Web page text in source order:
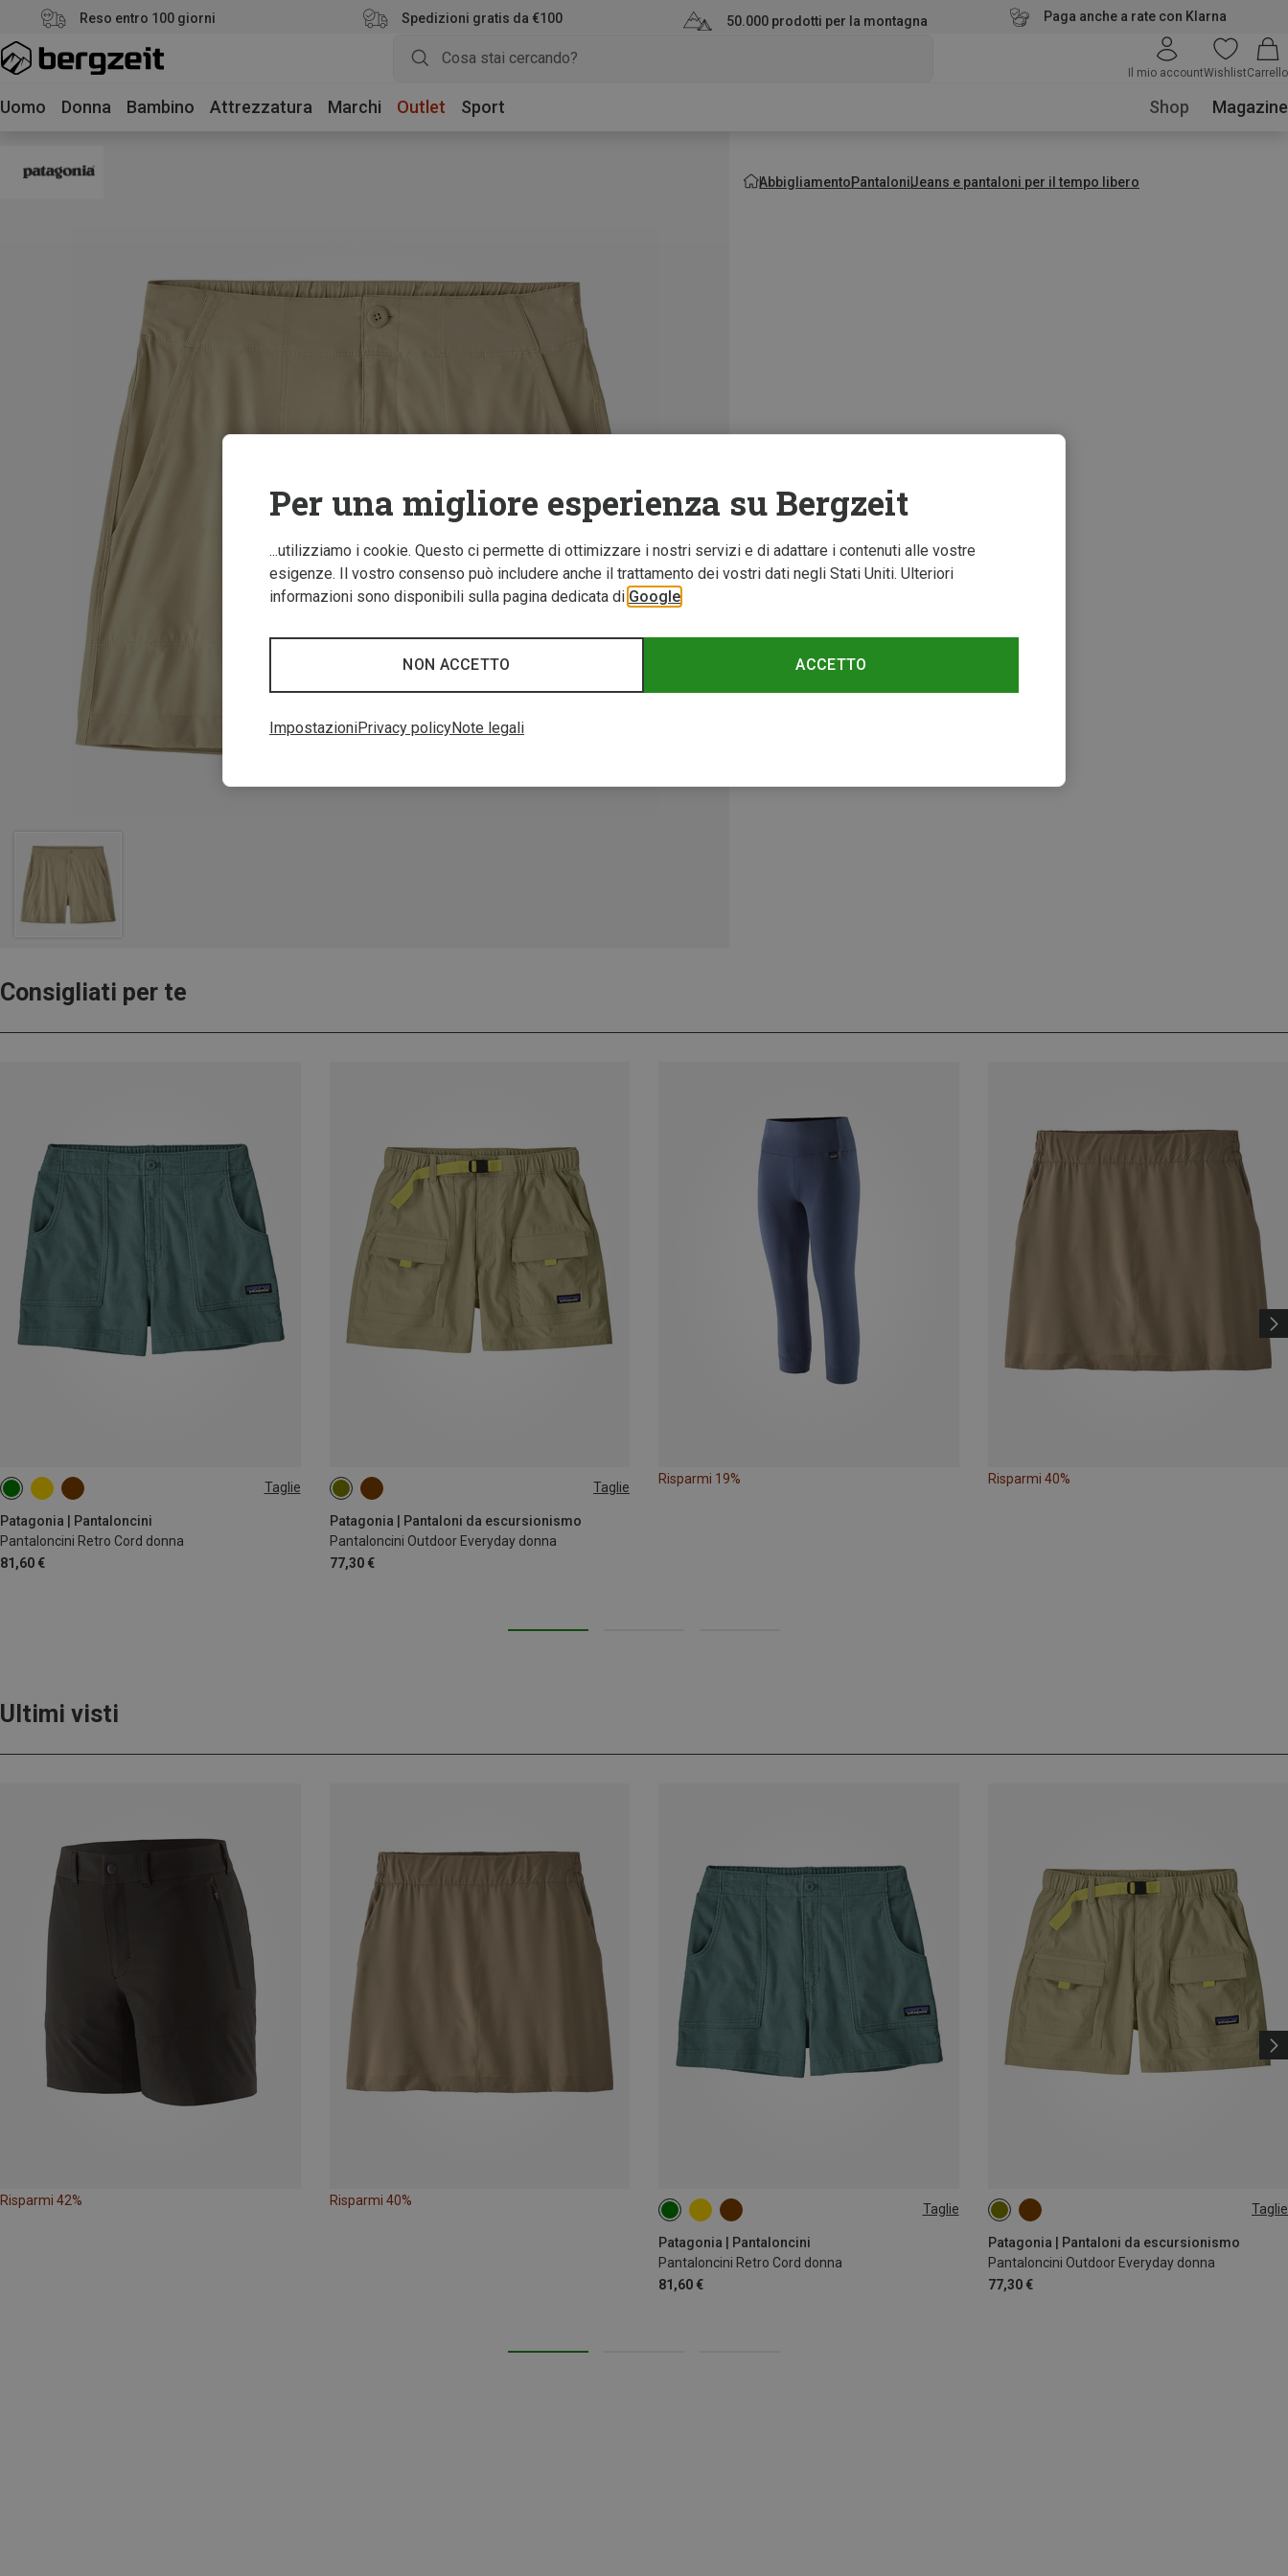
Reso entro 100 giorni Spedizioni gratis da €100 50.000 prodotti per la montagna Paga anche a rate con Klarna
Il mio accountWishlistCarrello
Uomo Donna Bambino Attrezzatura Marchi Outlet Sport Shop Magazine
AbbigliamentoPantaloniJeans e pantaloni per il tempo libero
Consigliati per te
Taglie
Patagonia | Pantaloncini
Pantaloncini Retro Cord donna
81,60 €
L Taglie
Patagonia | Pantaloni da escursionismo
Pantaloncini Outdoor Everyday donna
77,30 €
XS L
Risparmi 19% Risparmi 40%
Ultimi visti
Risparmi 42% Risparmi 40%
Taglie
Patagonia | Pantaloncini
Pantaloncini Retro Cord donna
81,60 €
L Taglie
Patagonia | Pantaloni da escursionismo
Pantaloncini Outdoor Everyday donna
77,30 €
XS L
Per una migliore esperienza su Bergzeit
...utilizziamo i cookie. Questo ci permette di ottimizzare i nostri servizi e di adattare i contenuti alle vostre
esigenze. Il vostro consenso può includere anche il trattamento dei vostri dati negli Stati Uniti. Ulteriori
informazioni sono disponibili sulla pagina dedicata di Google
ACCETTO
NON ACCETTO
ImpostazioniPrivacy policyNote legali